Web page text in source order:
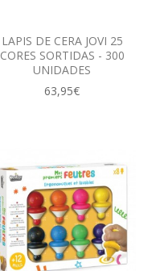
LAPIS DE CERA JOVI 25
CORES SORTIDAS - 300
UNIDADES
63,95€